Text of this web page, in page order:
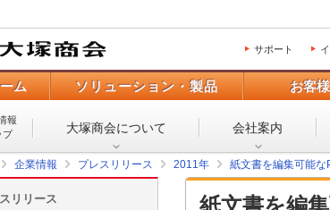
サポート
ム ソリューション・製品 お客
報
プ
大塚商会について 会社案内
企業情報 プレスリリース 2011年 紙文書を編集可能
紙文書を編
リリース